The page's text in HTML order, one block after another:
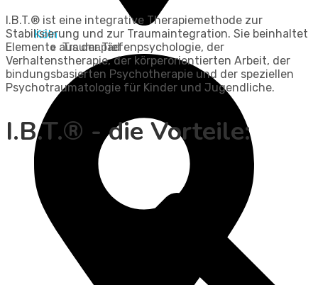
Köln
Traumapäd
I.B.T.® ist eine integrative Therapiemethode zur
Stabilisierung und zur Traumaintegration. Sie beinhaltet
Elemente aus der Tiefenpsychologie, der
Verhaltenstherapie, der körperorientierten Arbeit, der
bindungsbasierten Psychotherapie und der speziellen
Psychotraumatologie für Kinder und Jugendliche.
I.B.T.® - die Vorteile: